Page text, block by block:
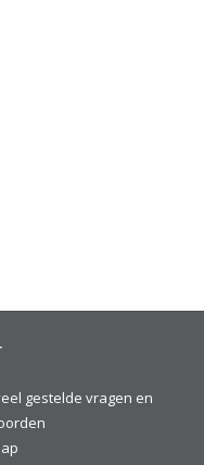
gestelde vragen en